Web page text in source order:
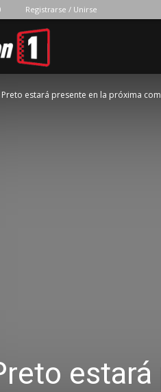
Registrarse / Unirse
Position
Preto estará presente en la próxima